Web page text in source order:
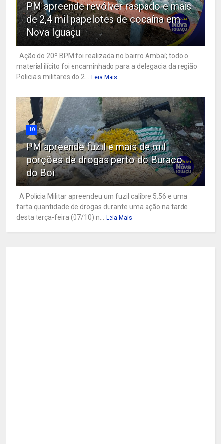
PM apreende revólver raspado e mais
de 2,4 mil papelotes de cocaína em
Nova Iguaçu
Ação do 20º BPM foi realizada no bairro Ambaí; todo o
material ilícito foi encaminhado para a delegacia da região
Policiais militares do 2... Leia Mais
10
PM apreende fuzil e mais de mil
porções de drogas perto do Buraco
do Boi
A Polícia Militar apreendeu um fuzil calibre 5.56 e uma
farta quantidade de drogas durante uma ação na tarde
desta terça-feira (07/10) n... Leia Mais